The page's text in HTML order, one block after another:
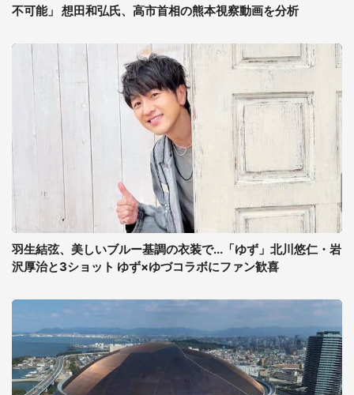
不可能」 想田和弘氏、高市首相の熊本視察動画を分析
羽生結弦、美しいブルー基調の衣装で...「ゆず」北川悠仁・岩
沢厚治と3ショット ゆず×ゆづコラボにファン歓喜